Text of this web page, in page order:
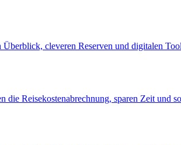
cleveren Reserven und digitalen
Reisekostenabrechnung, sparen Zeit und